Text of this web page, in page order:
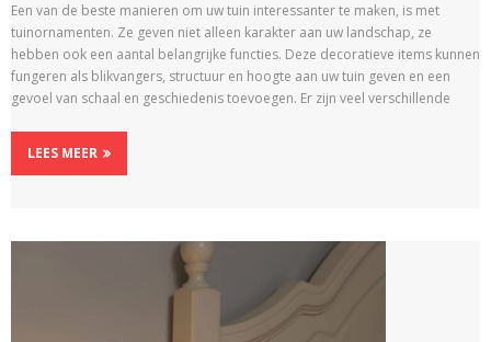
Een van de beste manieren om uw tuin interessanter te maken, is met
tuinornamenten. Ze geven niet alleen karakter aan uw landschap, ze
hebben ook een aantal belangrijke functies. Deze decoratieve items kunnen
fungeren als blikvangers, structuur en hoogte aan uw tuin geven en een
gevoel van schaal en geschiedenis toevoegen. Er zijn veel verschillende
LEES MEER